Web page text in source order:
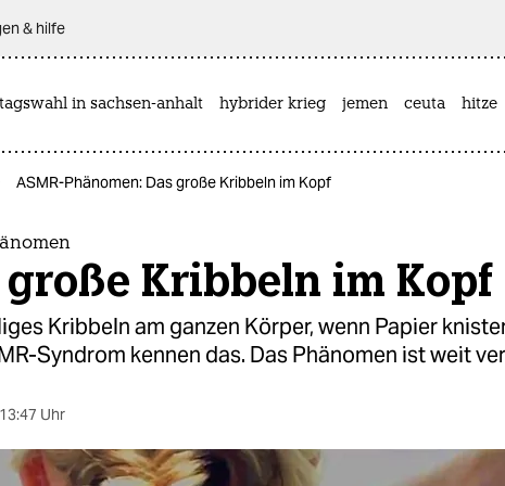
& hilfe
in sachsen-anhalt hybrider krieg jemen ceuta hitze
ASMR-Phänomen: Das große Kribbeln im Kopf
große Kribbeln im Kopf
Kribbeln am ganzen Körper, wenn Papier
Syndrom kennen das. Das Phänomen ist weit
13:47 Uhr